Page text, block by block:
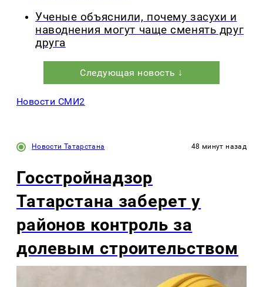
Ученые объяснили, почему засухи и
наводнения могут чаще сменять друг
друга
Следующая новость ↓
Новости СМИ2
Новости Татарстана 48 минут назад
Госстройнадзор
Татарстана заберет у
районов контроль за
долевым строительством